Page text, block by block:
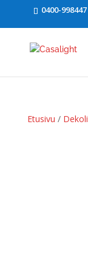
0400-
Etusivu /